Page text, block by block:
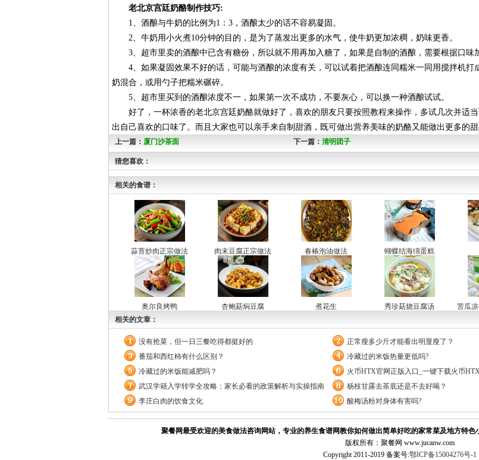
老北京宫廷奶酪制作技巧:
1、酒酿与牛奶的比例为1：3，酒酿太少的话不容易凝固。
2、牛奶用小火煮10分钟的目的，是为了蒸发出更多的水气，使牛奶更加浓稠，奶味更香。
3、超市里卖的酒酿中已含有糖份，所以就不用再加入糖了，如果是自制的酒酿，需要根据口味
4、如果凝固效果不好的话，可能与酒酿的浓度有关，可以试着把酒酿连同糯米一同用搅拌机打
奶混合，或用勺子把糯米碾碎。
5、超市里买到的酒酿浓度不一，如果第一次不成功，不要灰心，可以换一种酒酿试试。
好了，一杯浓香的老北京宫廷奶酪就做好了，喜欢的朋友只要按照教程来操作，多试几次并适
出自己喜欢的口味了。而且大家也可以亲手来自制甜酒，既可做出营养美味的奶酪又能做出更多的甜
上一篇： 厦门沙茶面 下一篇： 清明团子
猜您喜欢：
相关的食谱：
蒜苔炒肉正宗做法 肉末豆腐正宗做法 春椿泡油做法 蝴蝶结海绵蛋糕
奥尔良烤鸭 杏鲍菇焖豆腐 煮花生 秀珍菇烧豆腐汤
苦瓜
相关的文章：
没有抢菜，但一日三餐吃得都挺好的
正常瘦多少斤才能看出明显瘦了？
番茄和西红柿有什么区别？
冷藏过的米饭热量更低吗?
冷藏过的米饭能减肥吗？
火币HTX官网正版入口_一键下载火币
武汉学籍入学转学全攻略：家长必看的政策解析与实操指南
杨枝甘露去茶底还是不去好喝？
李庄白肉的饮食文化
酸梅汤粉对身体有害吗?
聚餐网最受欢迎的美食做法咨询网站，专业的养生食谱网教你如何做出简单好吃的家常菜及地方特色
版权所有：聚餐网 www.jucanw.com
Copyright 2011-2019 备案号:鄂ICP备15004276号-1